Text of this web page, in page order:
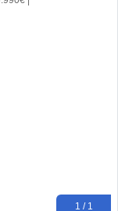
1 / 1